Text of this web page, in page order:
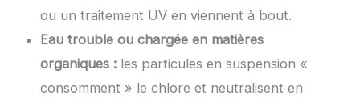
ou un traitement UV en viennent à bout.
Eau trouble ou chargée en matières
organiques : les particules en suspension «
consomment » le chlore et neutralisent en